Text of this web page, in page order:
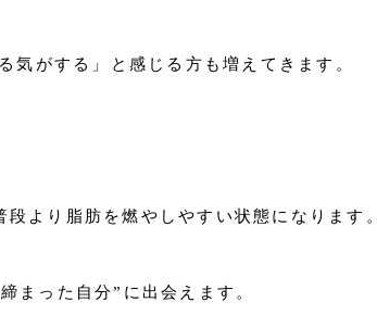
がする」と感じる方も増えてきます。
より脂肪を燃やしやすい状態になります。
まった自分”に出会えます。